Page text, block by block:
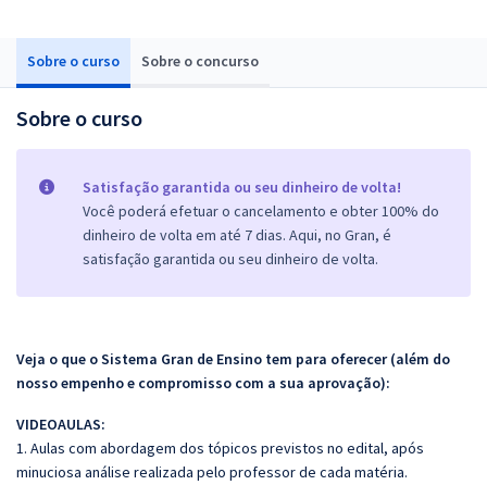
Sobre o curso Sobre o concurso
Sobre o curso
Satisfação garantida ou seu dinheiro de volta!
Você poderá efetuar o cancelamento e obter 100% do
dinheiro de volta em até 7 dias. Aqui, no Gran, é
satisfação garantida ou seu dinheiro de volta.
Veja o que o Sistema Gran de Ensino tem para oferecer (além do
nosso empenho e compromisso com a sua aprovação):
VIDEOAULAS:
1. Aulas com abordagem dos tópicos previstos no edital, após
minuciosa análise realizada pelo professor de cada matéria.